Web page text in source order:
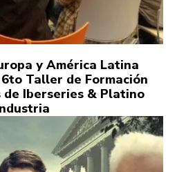
y América Latina
Taller de Formación
Iberseries & Platino